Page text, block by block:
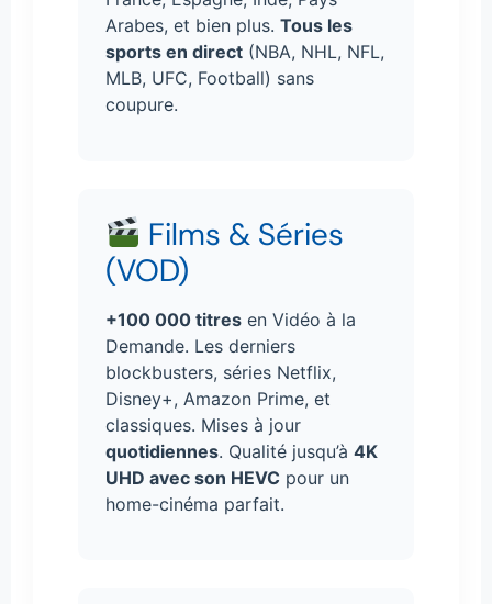
Arabes, et bien plus. Tous les
sports en direct (NBA, NHL, NFL,
MLB, UFC, Football) sans
coupure.
Films & Séries
(VOD)
+100 000 titres en Vidéo à la
Demande. Les derniers
blockbusters, séries Netflix,
Disney+, Amazon Prime, et
classiques. Mises à jour
quotidiennes. Qualité jusqu’à 4K
UHD avec son HEVC pour un
home-cinéma parfait.